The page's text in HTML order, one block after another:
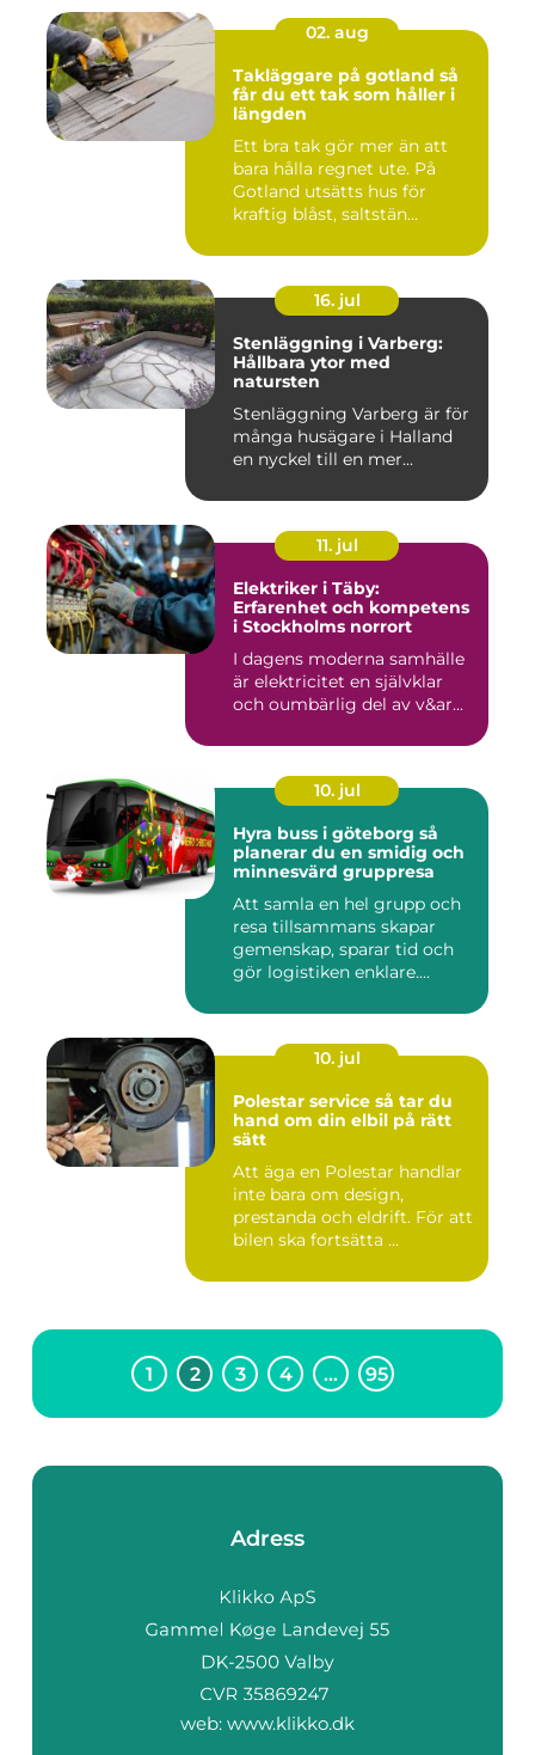
02. aug
Takläggare på gotland så
får du ett tak som håller i
längden
Ett bra tak gör mer än att
bara hålla regnet ute. På
Gotland utsätts hus för
kraftig blåst, saltstän...
16. jul
Stenläggning i Varberg:
Hållbara ytor med
natursten
Stenläggning Varberg är för
många husägare i Halland
en nyckel till en mer...
11. jul
Elektriker i Täby:
Erfarenhet och kompetens
i Stockholms norrort
I dagens moderna samhälle
är elektricitet en självklar
och oumbärlig del av v&ar...
10. jul
Hyra buss i göteborg så
planerar du en smidig och
minnesvärd gruppresa
Att samla en hel grupp och
resa tillsammans skapar
gemenskap, sparar tid och
gör logistiken enklare....
10. jul
Polestar service så tar du
hand om din elbil på rätt
sätt
Att äga en Polestar handlar
inte bara om design,
prestanda och eldrift. För att
bilen ska fortsätta ...
1 2 3 4 … 95
Adress
web: www.klikko.dk